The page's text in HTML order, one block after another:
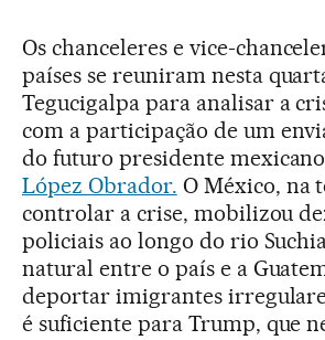
Os chanceleres e vice-
países se reuniram nesta
Tegucigalpa para analisar a
com a participação de um
do futuro presidente
López Obrador. O México, na
controlar a crise, mobilizou
policiais ao longo do rio
natural entre o país e a
deportar imigrantes
é suficiente para Trump, que